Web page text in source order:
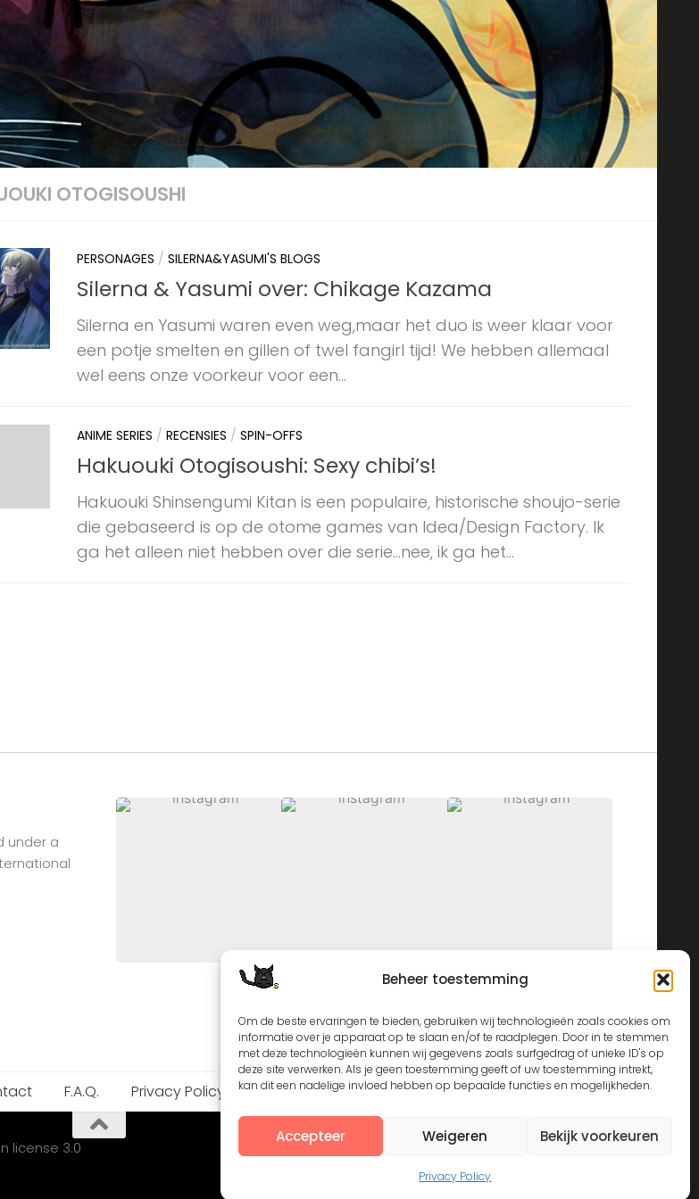
Beheer toestemming
Om de beste ervaringen te bieden, gebruiken wij technologieën zoals cookies om
informatie over je apparaat op te slaan en/of te raadplegen. Door in te stemmen
met deze technologieën kunnen wij gegevens zoals surfgedrag of unieke ID's op
deze site verwerken. Als je geen toestemming geeft of uw toestemming intrekt,
kan dit een nadelige invloed hebben op bepaalde functies en mogelijkheden.
Accepteer Weigeren Bekijk voorkeuren
Privacy Policy
OTOGISOUSHI
PERSONAGES / SILERNA&YASUMI'S BLOGS
Silerna & Yasumi over: Chikage Kazama
Silerna en Yasumi waren even weg,maar het duo is weer klaar voor
een potje smelten en gillen of twel fangirl tijd! We hebben allemaal
wel eens onze voorkeur voor een...
ANIME SERIES / RECENSIES / SPIN-OFFS
Hakuouki Otogisoushi: Sexy chibi’s!
Hakuouki Shinsengumi Kitan is een populaire, historische shoujo-serie
die gebaseerd is op de otome games van Idea/Design Factory. Ik
ga het alleen niet hebben over die serie…nee, ik ga het...
under a
F.A.Q. Privacy Policy
license 3.0